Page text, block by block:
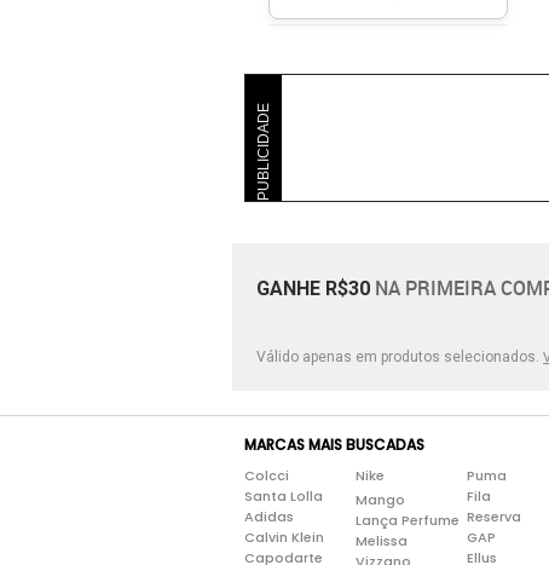
PUBLICIDADE
GANHE R$30 NA PRIMEIRA
Válido apenas em produtos selecionados.
MARCAS MAIS BUSCADAS
Colcci
Santa Lolla
Adidas
Calvin Klein
Capodarte
Nike
Mango
Lança Perfume
Melissa
Puma
Fila
Reserva
GAP
Ellus